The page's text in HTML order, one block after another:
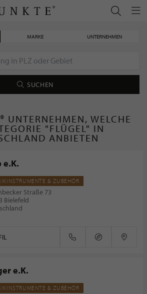
MARKE UNTERNEHMEN
SUCHEN
UNTERNEHMEN, WELCHE
"FLÜGEL" IN
ANBIETEN
e.K.
& ZUBEHÖR
Straße 73
Bielefeld
e.K.
& ZUBEHÖR